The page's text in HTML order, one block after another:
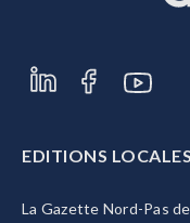
EDITIONS LOCALES
La Gazette Nord-Pas